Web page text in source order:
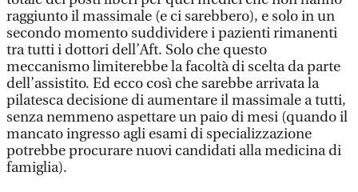
raggiunto il massimale (e ci sarebbero), e solo in un
secondo momento suddividere i pazienti rimanenti
tra tutti i dottori dell’Aft. Solo che questo
meccanismo limiterebbe la facoltà di scelta da parte
dell’assistito. Ed ecco così che sarebbe arrivata la
pilatesca decisione di aumentare il massimale a tutti,
senza nemmeno aspettare un paio di mesi (quando il
mancato ingresso agli esami di specializzazione
potrebbe procurare nuovi candidati alla medicina di
famiglia).